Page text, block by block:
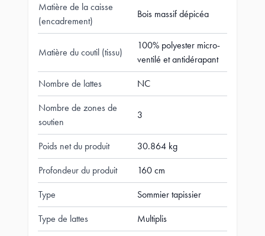
Matière de la caisse
(encadrement)
Bois massif dépicéa
Matière du coutil (tissu)
100% polyester micro-
ventilé et antidérapant
Nombre de lattes NC
Nombre de zones de
soutien
3
Poids net du produit 30.864 kg
Profondeur du produit 160 cm
Type Sommier tapissier
Type de lattes Multiplis